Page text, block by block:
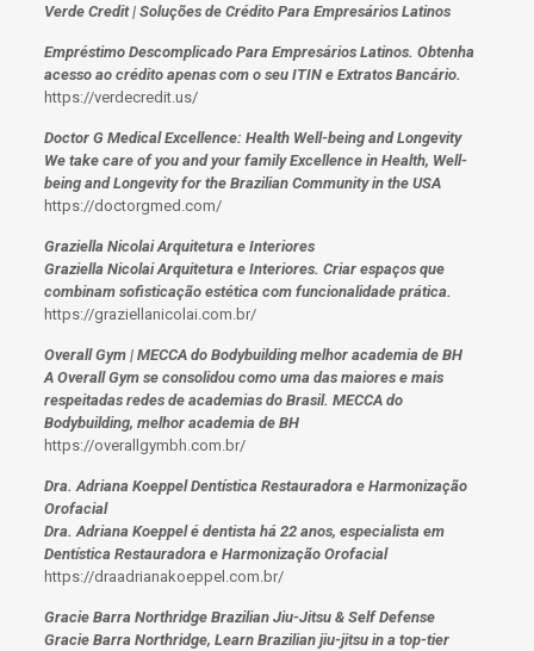
Verde Credit | Soluções de Crédito Para Empresários Latinos
Empréstimo Descomplicado Para Empresários Latinos. Obtenha
acesso ao crédito apenas com o seu ITIN e Extratos Bancário.
https://verdecredit.us/
Doctor G Medical Excellence: Health Well-being and Longevity
We take care of you and your family Excellence in Health, Well-
being and Longevity for the Brazilian Community in the USA
https://doctorgmed.com/
Graziella Nicolai Arquitetura e Interiores
Graziella Nicolai Arquitetura e Interiores. Criar espaços que
combinam sofisticação estética com funcionalidade prática.
https://graziellanicolai.com.br/
Overall Gym | MECCA do Bodybuilding melhor academia de BH
A Overall Gym se consolidou como uma das maiores e mais
respeitadas redes de academias do Brasil. MECCA do
Bodybuilding, melhor academia de BH
https://overallgymbh.com.br/
Dra. Adriana Koeppel Dentística Restauradora e Harmonização
Orofacial
Dra. Adriana Koeppel é dentista há 22 anos, especialista em
Dentística Restauradora e Harmonização Orofacial
https://draadrianakoeppel.com.br/
Gracie Barra Northridge Brazilian Jiu-Jitsu & Self Defense
Gracie Barra Northridge, Learn Brazilian jiu-jitsu in a top-tier